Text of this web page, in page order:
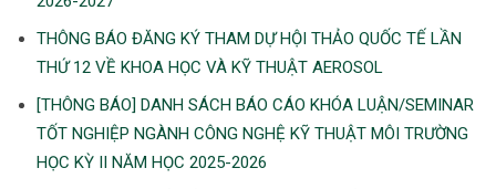
THÔNG BÁO ĐĂNG KÝ THAM DỰ HỘI THẢO QUỐC TẾ LẦN
THỨ 12 VỀ KHOA HỌC VÀ KỸ THUẬT AEROSOL
[THÔNG BÁO] DANH SÁCH BÁO CÁO KHÓA LUẬN/SEMINAR
TỐT NGHIỆP NGÀNH CÔNG NGHỆ KỸ THUẬT MÔI TRƯỜNG
HỌC KỲ II NĂM HỌC 2025-2026